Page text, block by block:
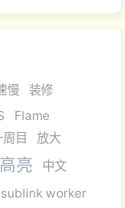
慢
装修
Flame
目
放大
亮
中文
sublink worker